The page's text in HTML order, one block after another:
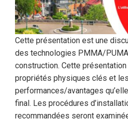
Cette présentation est une
des technologies PMMA/
construction. Cette
propriétés physiques clés et les
performances/avantages
final. Les procédures
recommandées seront